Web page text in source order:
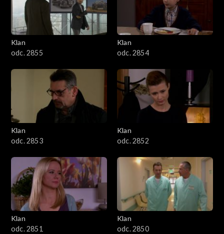
Klan
odc. 2855
Klan
odc. 2854
Klan
odc. 2853
Klan
odc. 2852
Klan
odc. 2851
Klan
odc. 2850